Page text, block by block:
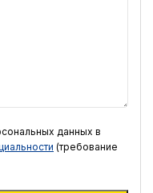
данных в
(требование